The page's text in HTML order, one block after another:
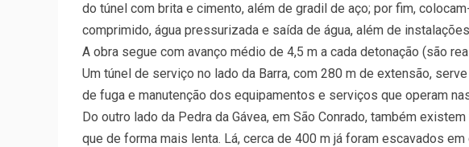
do túnel com brita e cimento, além de gradil de aço; por fim,
comprimido, água pressurizada e saída de água, além de
A obra segue com avanço médio de 4,5 m a cada detonação (são
Um túnel de serviço no lado da Barra, com 280 m de extensão,
de fuga e manutenção dos equipamentos e serviços que operam
Do outro lado da Pedra da Gávea, em São Conrado, também
que de forma mais lenta. Lá, cerca de 400 m já foram escavados em